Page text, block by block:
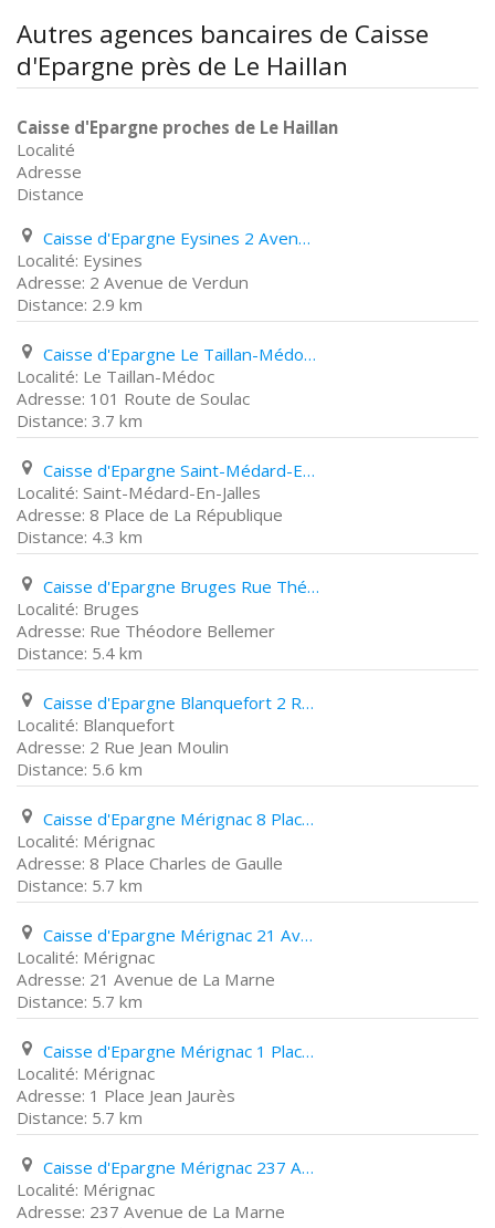
Autres agences bancaires de Caisse
d'Epargne près de Le Haillan
Caisse d'Epargne proches de Le Haillan
Localité
Adresse
Distance
Caisse d'Epargne Eysines 2 Avenue de Verdun
Eysines
2 Avenue de Verdun
2.9 km
Caisse d'Epargne Le Taillan-Médoc 101 Route de Soulac
Le Taillan-Médoc
101 Route de Soulac
3.7 km
Caisse d'Epargne Saint-Médard-En-Jalles 8 Place de La République
Saint-Médard-En-Jalles
8 Place de La République
4.3 km
Caisse d'Epargne Bruges Rue Théodore Bellemer
Bruges
Rue Théodore Bellemer
5.4 km
Caisse d'Epargne Blanquefort 2 Rue Jean Moulin
Blanquefort
2 Rue Jean Moulin
5.6 km
Caisse d'Epargne Mérignac 8 Place Charles de Gaulle
Mérignac
8 Place Charles de Gaulle
5.7 km
Caisse d'Epargne Mérignac 21 Avenue de La Marne
Mérignac
21 Avenue de La Marne
5.7 km
Caisse d'Epargne Mérignac 1 Place Jean Jaurès
Mérignac
1 Place Jean Jaurès
5.7 km
Caisse d'Epargne Mérignac 237 Avenue de La Marne
Mérignac
237 Avenue de La Marne